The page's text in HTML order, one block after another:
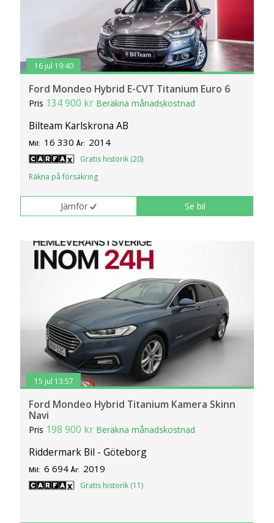
16 jul 19:40
Ford Mondeo Hybrid E-CVT Titanium Euro 6
Pris 134 900 kr Beräkna månadskostnad
Bilteam Karlskrona AB
Mil: 16 330 År: 2014
Gratis historik (20)
Räkna på försäkring
Jämför Se bil
15 jul 13:57
Ford Mondeo Hybrid Titanium Kamera Skinn
Navi
Pris 198 900 kr Beräkna månadskostnad
Riddermark Bil - Göteborg
Mil: 6 694 År: 2019
Gratis historik (11)